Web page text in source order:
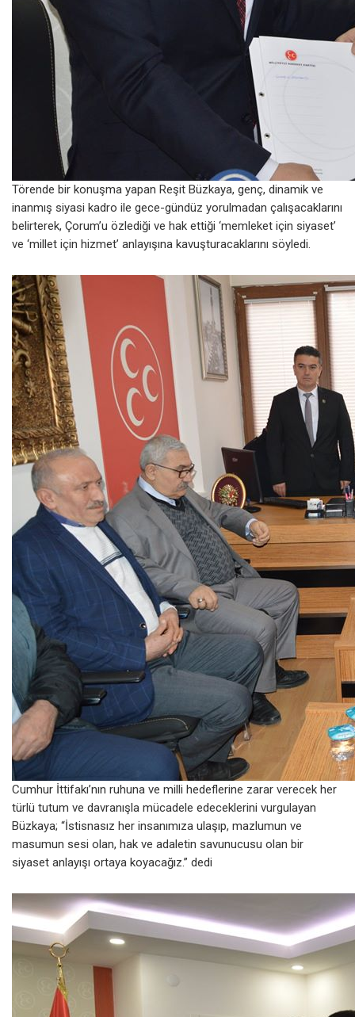
Törende bir konuşma yapan Reşit Büzkaya, genç, dinamik ve
inanmış siyasi kadro ile gece-gündüz yorulmadan çalışacaklarını
belirterek, Çorum’u özlediği ve hak ettiği ‘memleket için siyaset’
ve ‘millet için hizmet’ anlayışına kavuşturacaklarını söyledi.
Cumhur İttifakı’nın ruhuna ve milli hedeflerine zarar verecek her
türlü tutum ve davranışla mücadele edeceklerini vurgulayan
Büzkaya; “İstisnasız her insanımıza ulaşıp, mazlumun ve
masumun sesi olan, hak ve adaletin savunucusu olan bir
siyaset anlayışı ortaya koyacağız.” dedi